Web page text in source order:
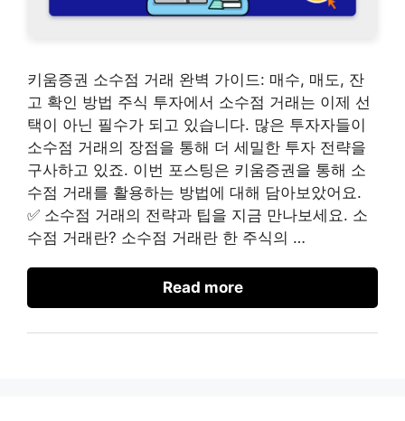
키움증권 소수점 거래 완벽 가이드: 매수, 매도, 잔
고 확인 방법 주식 투자에서 소수점 거래는 이제 선
택이 아닌 필수가 되고 있습니다. 많은 투자자들이
소수점 거래의 장점을 통해 더 세밀한 투자 전략을
구사하고 있죠. 이번 포스팅은 키움증권을 통해 소
수점 거래를 활용하는 방법에 대해 담아보았어요.
✅ 소수점 거래의 전략과 팁을 지금 만나보세요. 소
수점 거래란? 소수점 거래란 한 주식의 …
Read more